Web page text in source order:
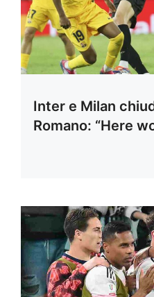
Inter e Milan
Romano: “Here